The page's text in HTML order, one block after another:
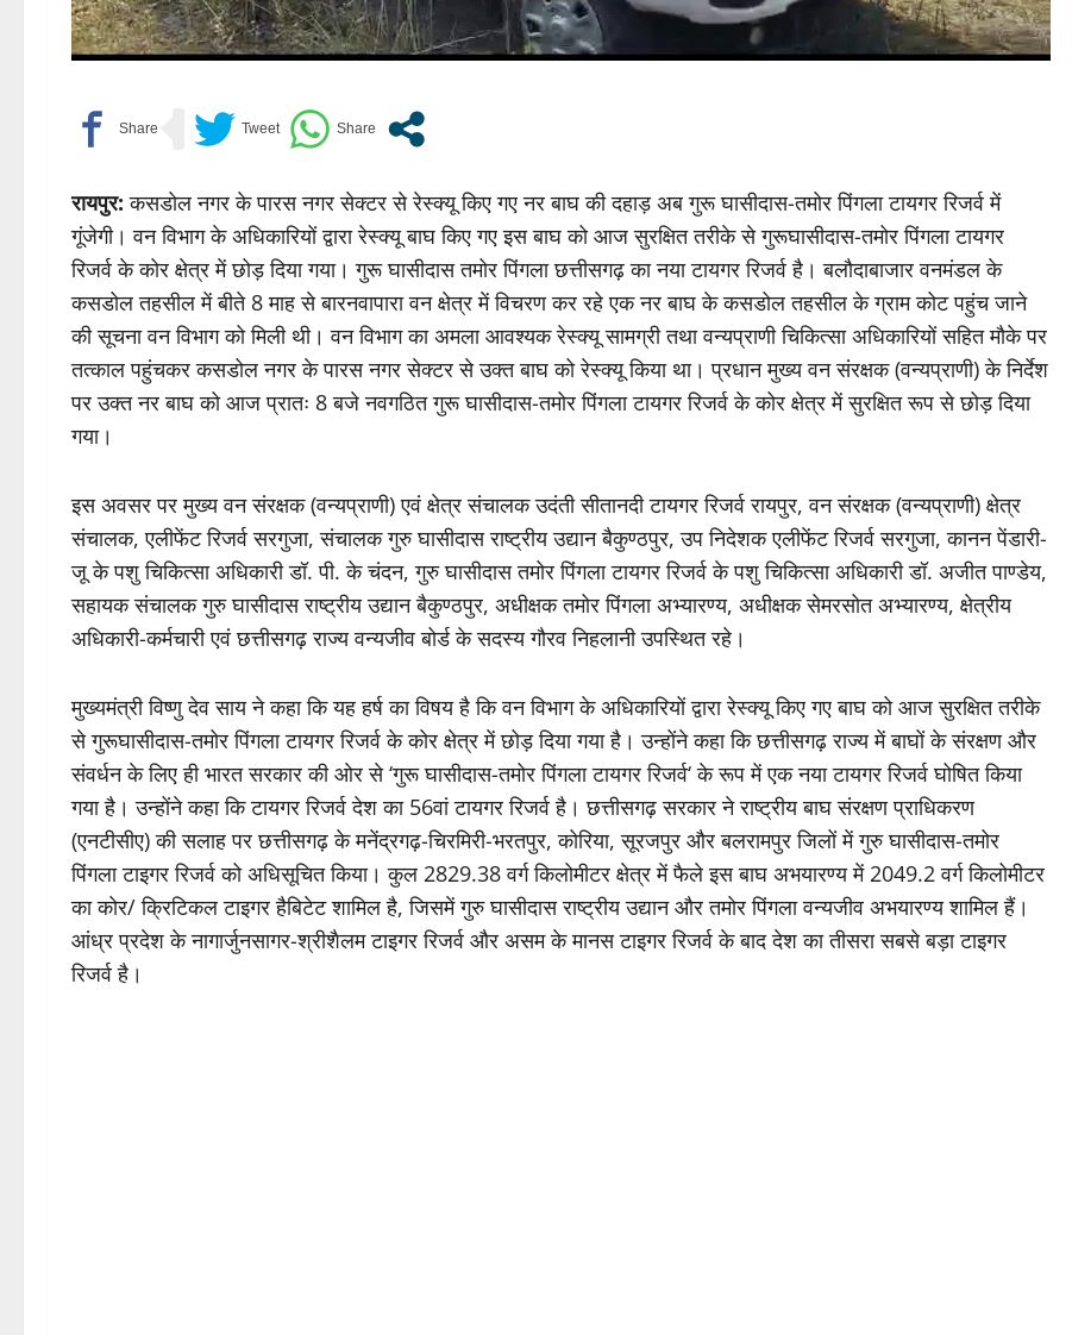
रायपुर:कसडोल नगर के पारस नगर सेक्टर से रेस्क्यू किए गए नर बाघ की दहाड़ अब गुरू घासीदास-तमोर पिंगला टायगर रिजर्व में
गूंजेगी। वन विभाग के अधिकारियों द्वारा रेस्क्यू बाघ किए गए इस बाघ को आज सुरक्षित तरीके से गुरूघासीदास-तमोर पिंगला टायगर
रिजर्व के कोर क्षेत्र में छोड़ दिया गया। गुरू घासीदास तमोर पिंगला छत्तीसगढ़ का नया टायगर रिजर्व है। बलौदाबाजार वनमंडल के
कसडोल तहसील में बीते 8 माह से बारनवापारा वन क्षेत्र में विचरण कर रहे एक नर बाघ के कसडोल तहसील के ग्राम कोट पहुंच जाने
की सूचना वन विभाग को मिली थी। वन विभाग का अमला आवश्यक रेस्क्यू सामग्री तथा वन्यप्राणी चिकित्सा अधिकारियों सहित मौके पर
तत्काल पहुंचकर कसडोल नगर के पारस नगर सेक्टर से उक्त बाघ को रेस्क्यू किया था। प्रधान मुख्य वन संरक्षक (वन्यप्राणी) के निर्देश
पर उक्त नर बाघ को आज प्रातः 8 बजे नवगठित गुरू घासीदास-तमोर पिंगला टायगर रिजर्व के कोर क्षेत्र में सुरक्षित रूप से छोड़ दिया
गया।
इस अवसर पर मुख्य वन संरक्षक (वन्यप्राणी) एवं क्षेत्र संचालक उदंती सीतानदी टायगर रिजर्व रायपुर, वन संरक्षक (वन्यप्राणी) क्षेत्र
संचालक, एलीफेंट रिजर्व सरगुजा, संचालक गुरु घासीदास राष्ट्रीय उद्यान बैकुण्ठपुर, उप निदेशक एलीफेंट रिजर्व सरगुजा, कानन पेंडारी-
जू के पशु चिकित्सा अधिकारी डॉ. पी. के चंदन, गुरु घासीदास तमोर पिंगला टायगर रिजर्व के पशु चिकित्सा अधिकारी डॉ. अजीत पाण्डेय,
सहायक संचालक गुरु घासीदास राष्ट्रीय उद्यान बैकुण्ठपुर, अधीक्षक तमोर पिंगला अभ्यारण्य, अधीक्षक सेमरसोत अभ्यारण्य, क्षेत्रीय
अधिकारी-कर्मचारी एवं छत्तीसगढ़ राज्य वन्यजीव बोर्ड के सदस्य गौरव निहलानी उपस्थित रहे।
मुख्यमंत्री विष्णु देव साय ने कहा कि यह हर्ष का विषय है कि वन विभाग के अधिकारियों द्वारा रेस्क्यू किए गए बाघ को आज सुरक्षित तरीके
से गुरूघासीदास-तमोर पिंगला टायगर रिजर्व के कोर क्षेत्र में छोड़ दिया गया है। उन्होंने कहा कि छत्तीसगढ़ राज्य में बाघों के संरक्षण और
संवर्धन के लिए ही भारत सरकार की ओर से ‘गुरू घासीदास-तमोर पिंगला टायगर रिजर्व‘ के रूप में एक नया टायगर रिजर्व घोषित किया
गया है। उन्होंने कहा कि टायगर रिजर्व देश का 56वां टायगर रिजर्व है। छत्तीसगढ़ सरकार ने राष्ट्रीय बाघ संरक्षण प्राधिकरण
(एनटीसीए) की सलाह पर छत्तीसगढ़ के मनेंद्रगढ़-चिरमिरी-भरतपुर, कोरिया, सूरजपुर और बलरामपुर जिलों में गुरु घासीदास-तमोर
पिंगला टाइगर रिजर्व को अधिसूचित किया। कुल 2829.38 वर्ग किलोमीटर क्षेत्र में फैले इस बाघ अभयारण्य में 2049.2 वर्ग किलोमीटर
का कोर/ क्रिटिकल टाइगर हैबिटेट शामिल है, जिसमें गुरु घासीदास राष्ट्रीय उद्यान और तमोर पिंगला वन्यजीव अभयारण्य शामिल हैं।
आंध्र प्रदेश के नागार्जुनसागर-श्रीशैलम टाइगर रिजर्व और असम के मानस टाइगर रिजर्व के बाद देश का तीसरा सबसे बड़ा टाइगर
रिजर्व है।